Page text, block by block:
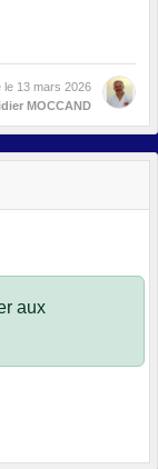
le 13 mars 2026
MOCCAND
aux